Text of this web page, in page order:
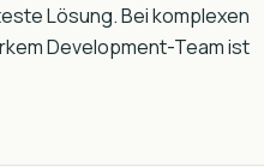
Lösung. Bei komplexen
Development-Team ist